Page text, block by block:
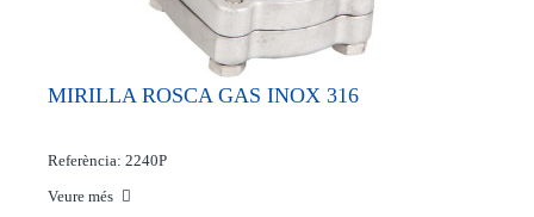
MIRILLA ROSCA GAS INOX 316
Referència: 2240P
Veure més